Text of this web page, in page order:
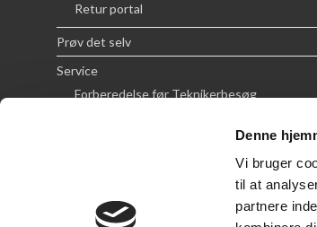
Denne
Vi bruger
til at
partnere
Retur portal
Prøv det selv
Service
Forberedelse før Teknikerbesøg
Handelsbetingelser